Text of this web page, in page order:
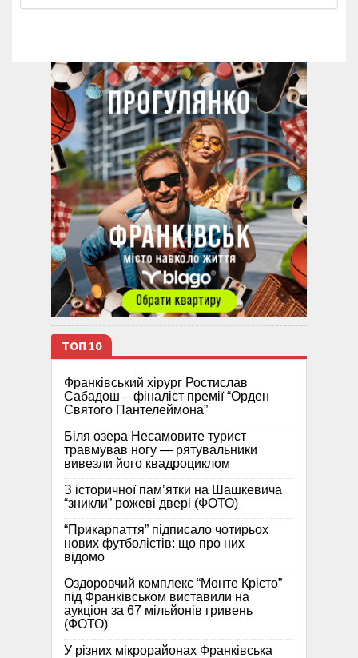
ТОП 10
Франківський хірург Ростислав
Сабадош – фіналіст премії “Орден
Святого Пантелеймона”
Біля озера Несамовите турист
травмував ногу — рятувальники
вивезли його квадроциклом
З історичної памʼятки на Шашкевича
“зникли” рожеві двері (ФОТО)
“Прикарпаття” підписало чотирьох
нових футболістів: що про них
відомо
Оздоровчий комплекс “Монте Крісто”
під Франківськом виставили на
аукціон за 67 мільйонів гривень
(ФОТО)
У різних мікрорайонах Франківська